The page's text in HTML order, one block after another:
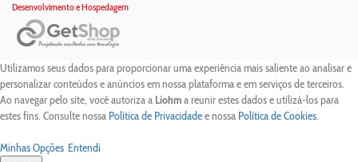
Desenvolvimento e Hospedagem
Utilizamos seus dados para proporcionar uma experiência mais saliente ao analisar e
personalizar conteúdos e anúncios em nossa plataforma e em serviços de terceiros.
Ao navegar pelo site, você autoriza a Liohma reunir estes dados e utilizá-los para
estes fins. Consulte nossa Política de Privacidadee nossa Política de Cookies.
Minhas Opções Entendi